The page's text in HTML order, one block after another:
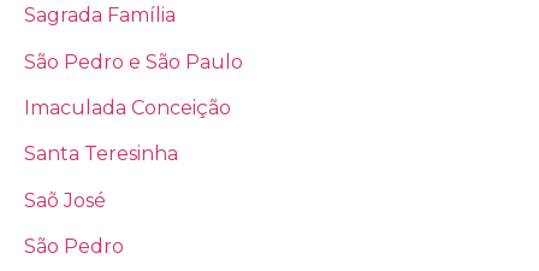
Sagrada Família
São Pedro e São Paulo
Imaculada Conceição
Santa Teresinha
Saõ José
São Pedro